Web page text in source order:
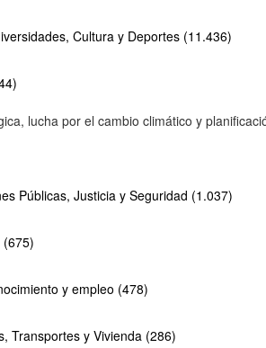
Cultura y Deportes (11.436)
lucha por el cambio climático y
Públicas, Justicia y Seguridad (1.037)
y empleo (478)
Transportes y Vivienda (286)